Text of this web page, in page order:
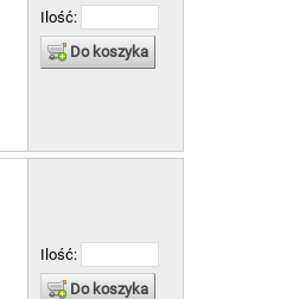
Ilość:
Do koszyka
Ilość:
Do koszyka